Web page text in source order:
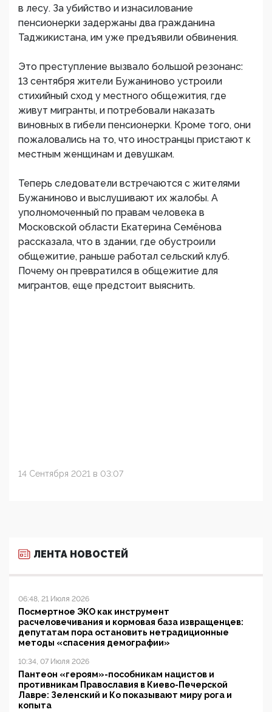
в лесу. За убийство и изнасилование
пенсионерки задержаны два гражданина
Таджикистана, им уже предъявили обвинения.
Это преступление вызвало большой резонанс:
13 сентября жители Бужаниново устроили
стихийный сход у местного общежития, где
живут мигранты, и потребовали наказать
виновных в гибели пенсионерки. Кроме того, они
пожаловались на то, что иностранцы пристают к
местным женщинам и девушкам.
Теперь следователи встречаются с жителями
Бужаниново и выслушивают их жалобы. А
уполномоченный по правам человека в
Московской области Екатерина Семёнова
рассказала, что в здании, где обустроили
общежитие, раньше работал сельский клуб.
Почему он превратился в общежитие для
мигрантов, еще предстоит выяснить.
14 Сентября 2021 в 03:07
ЛЕНТА НОВОСТЕЙ
06:48, 21 Июля 2026
Посмертное ЭКО как инструмент
расчеловечивания и кормовая база извращенцев:
депутатам пора остановить нетрадиционные
методы «спасения демографии»
10:34, 07 Июля 2026
Пантеон «героям»-пособникам нацистов и
противникам Православия в Киево-Печерской
Лавре: Зеленский и Ко показывают миру рога и
копыта